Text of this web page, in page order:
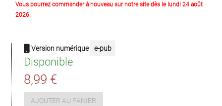
Vous pourrez commander à nouveau sur notre site dès le lundi 24 août
2026.
Version numérique e-pub
Disponible
8,99 €
AJOUTER AU PANIER